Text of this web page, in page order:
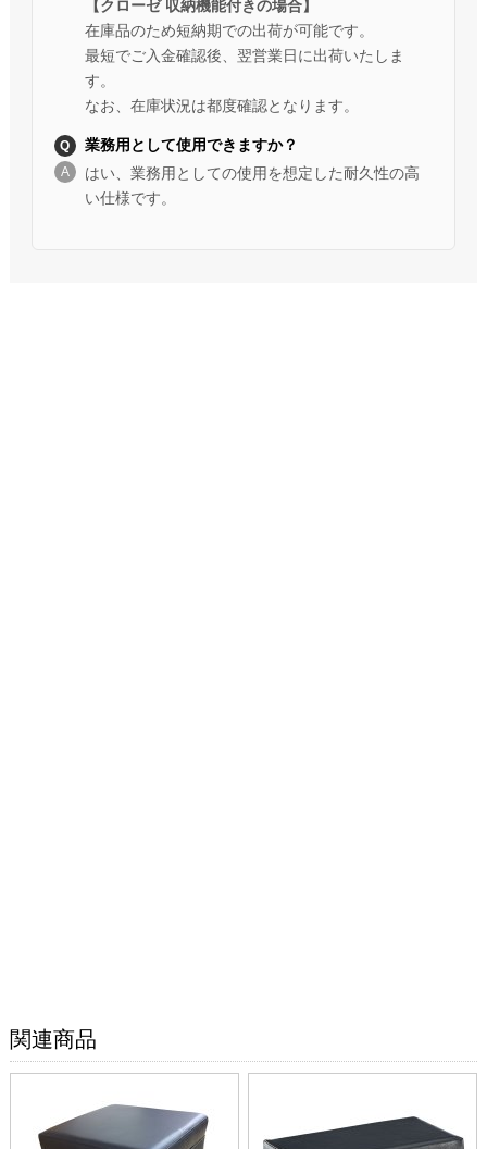
【クローゼ 収納機能付きの場合】
在庫品のため短納期での出荷が可能です。
最短でご入金確認後、翌営業日に出荷いたしま
す。
なお、在庫状況は都度確認となります。
業務用として使用できますか？
はい、業務用としての使用を想定した耐久性の高
い仕様です。
関連商品